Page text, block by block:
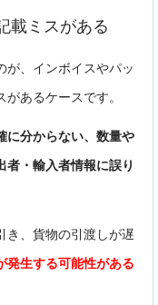
載ミスがある
が、インボイスやパッ
あるケースです。
に分からない、数量や
・輸入者情報に誤り
き、貨物の引渡しが遅
発生する可能性がある